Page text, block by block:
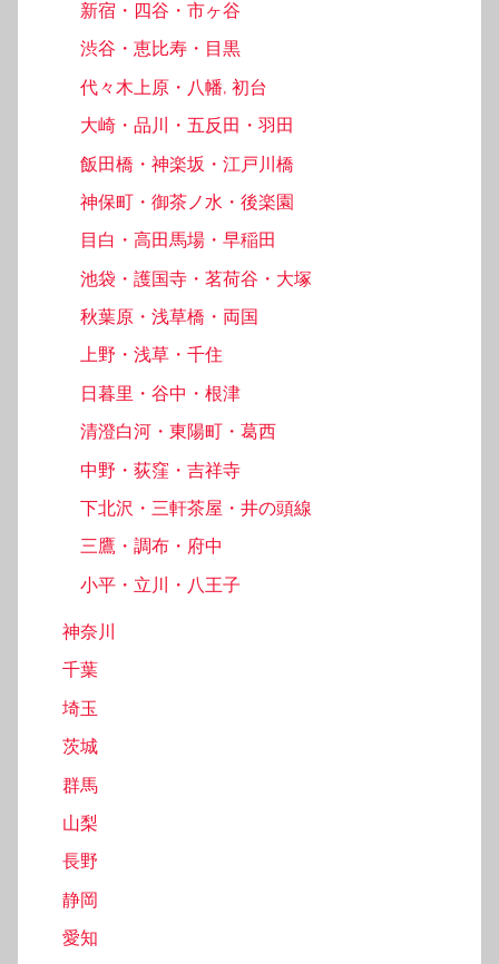
新宿・四谷・市ヶ谷
渋谷・恵比寿・目黒
代々木上原・八幡, 初台
大崎・品川・五反田・羽田
飯田橋・神楽坂・江戸川橋
神保町・御茶ノ水・後楽園
目白・高田馬場・早稲田
池袋・護国寺・茗荷谷・大塚
秋葉原・浅草橋・両国
上野・浅草・千住
日暮里・谷中・根津
清澄白河・東陽町・葛西
中野・荻窪・吉祥寺
下北沢・三軒茶屋・井の頭線
三鷹・調布・府中
小平・立川・八王子
神奈川
千葉
埼玉
茨城
群馬
山梨
長野
静岡
愛知